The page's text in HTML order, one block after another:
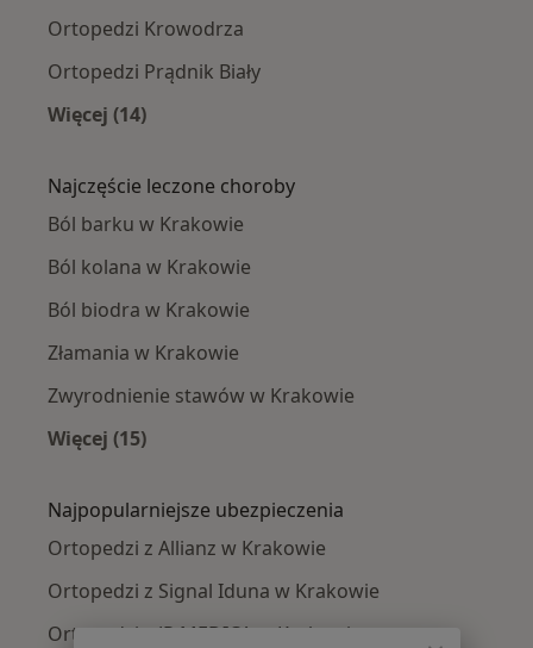
Ortopedzi Krowodrza
Ortopedzi Prądnik Biały
Więcej (14)
Najczęście leczone choroby
Ból barku w Krakowie
Ból kolana w Krakowie
Ból biodra w Krakowie
Złamania w Krakowie
Zwyrodnienie stawów w Krakowie
Więcej (15)
Najpopularniejsze ubezpieczenia
Ortopedzi z Allianz w Krakowie
Ortopedzi z Signal Iduna w Krakowie
Ortopedzi z JP MEDICA w Krakowie